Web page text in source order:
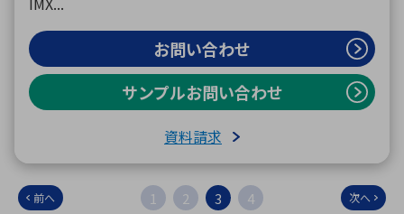
お問い合わせ
サンプルお問い合わせ
資料請求
前へ 1 2 3 4 次へ